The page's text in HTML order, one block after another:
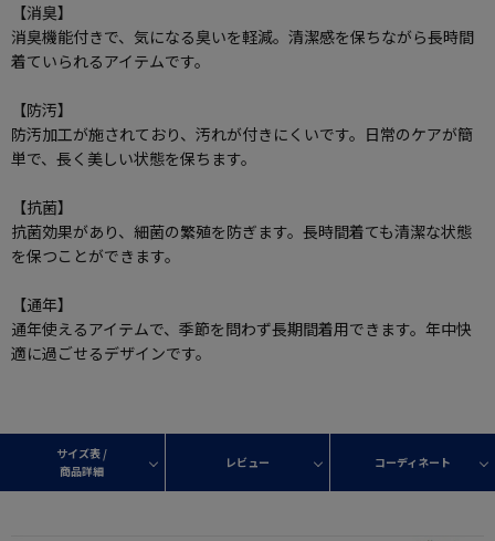
【消臭】
消臭機能付きで、気になる臭いを軽減。清潔感を保ちながら長時間
着ていられるアイテムです。
【防汚】
防汚加工が施されており、汚れが付きにくいです。日常のケアが簡
単で、長く美しい状態を保ちます。
【抗菌】
抗菌効果があり、細菌の繁殖を防ぎます。長時間着ても清潔な状態
を保つことができます。
【通年】
通年使えるアイテムで、季節を問わず長期間着用できます。年中快
適に過ごせるデザインです。
サイズ表 /
商品詳細
レビュー コーディネート